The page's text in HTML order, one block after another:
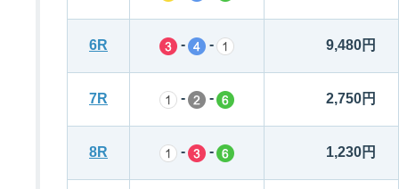
6R - - 9,480円
7R - - 2,750円
8R - - 1,230円